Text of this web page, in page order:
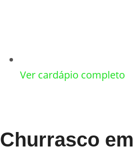
Ver cardápio completo
Churrasco em